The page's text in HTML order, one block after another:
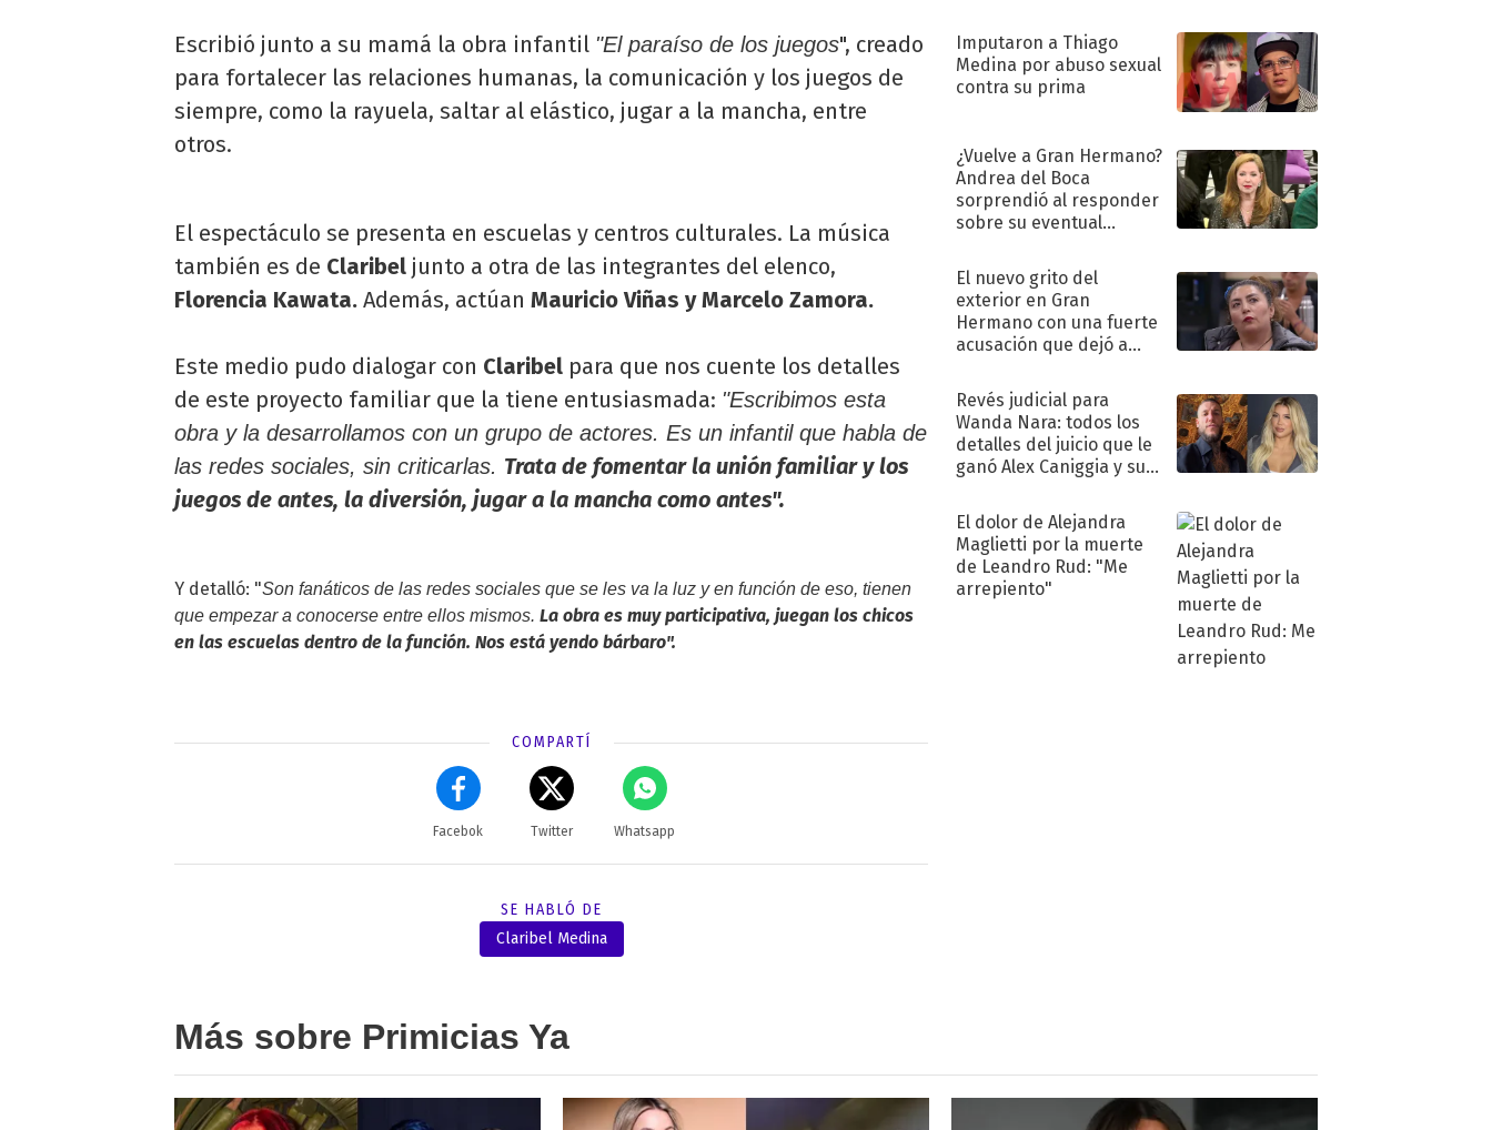
Escribió junto a su mamá la obra infantil "El paraíso de los juegos", creado
para fortalecer las relaciones humanas, la comunicación y los juegos de
siempre, como la rayuela, saltar al elástico, jugar a la mancha, entre
otros.
El espectáculo se presenta en escuelas y centros culturales. La música
también es de Claribel junto a otra de las integrantes del elenco,
Florencia Kawata. Además, actúan Mauricio Viñas y Marcelo Zamora.
Este medio pudo dialogar con Claribel para que nos cuente los detalles
de este proyecto familiar que la tiene entusiasmada: "Escribimos esta
obra y la desarrollamos con un grupo de actores. Es un infantil que habla de
las redes sociales, sin criticarlas. Trata de fomentar la unión familiar y los
juegos de antes, la diversión, jugar a la mancha como antes".
Y detalló: "Son fanáticos de las redes sociales que se les va la luz y en función de eso, tienen
que empezar a conocerse entre ellos mismos. La obra es muy participativa, juegan los chicos
en las escuelas dentro de la función. Nos está yendo bárbaro".
COMPARTÍ
Facebok Twitter Whatsapp
SE HABLÓ DE
Claribel Medina
Imputaron a Thiago
Medina por abuso sexual
contra su prima
¿Vuelve a Gran Hermano?
Andrea del Boca
sorprendió al responder
sobre su eventual
El nuevo grito del
exterior en Gran
Hermano con una fuerte
acusación que dejó a
"Traidora"
Revés judicial para
Wanda Nara: todos los
detalles del juicio que le
ganó Alex Caniggia y sus
El dolor de Alejandra
Maglietti por la muerte
de Leandro Rud: "Me
arrepiento"
Más sobre Primicias Ya